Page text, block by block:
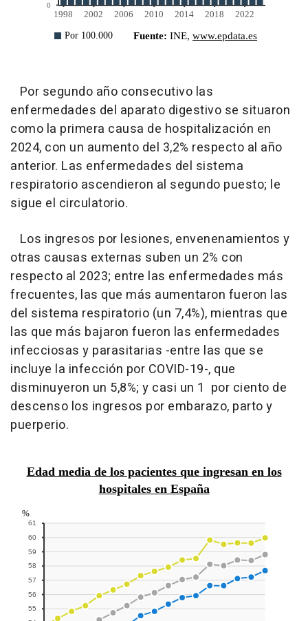
Por segundo año consecutivo las
enfermedades del aparato digestivo se situaron
como la primera causa de hospitalización en
2024, con un aumento del 3,2% respecto al año
anterior. Las enfermedades del sistema
respiratorio ascendieron al segundo puesto; le
sigue el circulatorio.
Los ingresos por lesiones, envenenamientos y
otras causas externas suben un 2% con
respecto al 2023; entre las enfermedades más
frecuentes, las que más aumentaron fueron las
del sistema respiratorio (un 7,4%), mientras que
las que más bajaron fueron las enfermedades
infecciosas y parasitarias -entre las que se
incluye la infección por COVID-19-, que
disminuyeron un 5,8%; y casi un 1 por ciento de
descenso los ingresos por embarazo, parto y
puerperio.